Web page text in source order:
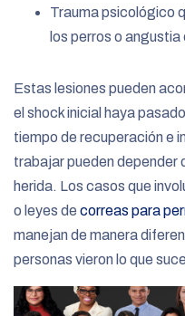
Trauma psicológico
los perros o angustia
Estas lesiones pueden
el shock inicial haya
tiempo de recuperación e
trabajar pueden depender
herida. Los casos que
o leyes de correas para
manejan de manera
personas vieron lo que